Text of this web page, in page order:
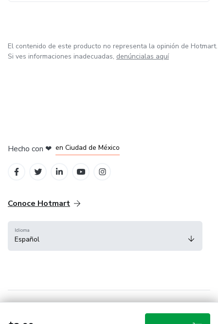
El contenido de este producto no representa la opinión de Hotmart.
Si ves informaciones inadecuadas, denúncialas aquí
Hecho con ❤ en Ciudad de México
Conoce Hotmart
Idioma
Español